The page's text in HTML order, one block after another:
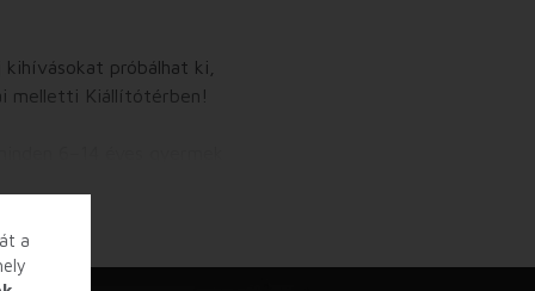
próbálhat ki,
melletti Kiállítótérben!
a helyszínen
a